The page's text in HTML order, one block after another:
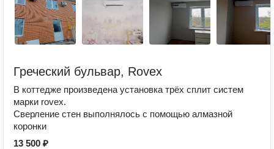
Греческий бульвар, Rovex
В коттедже произведена установка трёх сплит систем
марки rovex.
Сверление стен выполнялось с помощью алмазной
коронки
13 500 ₽